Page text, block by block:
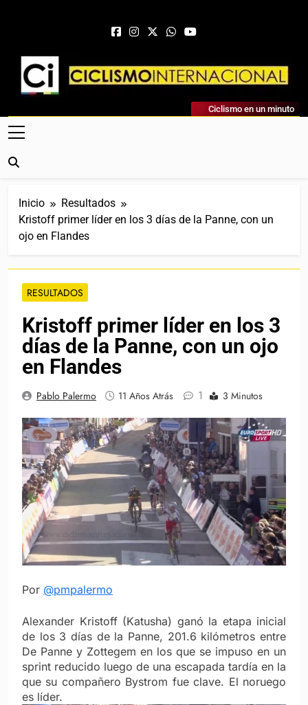
Ciclismo Internacional
Web Dedicada Al Ciclismo Mundial. Entrevistas, Análisis,
Crónicas, Previas Y Más. La Web Ciclista De Referencia.
Ciclismo en un minuto
Inicio
Resultados
Kristoff primer líder en los 3 días de la Panne, con un
ojo en Flandes
RESULTADOS
Kristoff primer líder en los 3
días de la Panne, con un ojo
en Flandes
Pablo Palermo 11 Años Atrás 1 3 Minutos
Por @pmpalermo
Alexander Kristoff (Katusha) ganó la etapa inicial
de los 3 días de la Panne, 201.6 kilómetros entre
De Panne y Zottegem en los que se impuso en un
sprint reducido luego de una escapada tardía en la
que su compañero Bystrom fue clave. El noruego
es líder.